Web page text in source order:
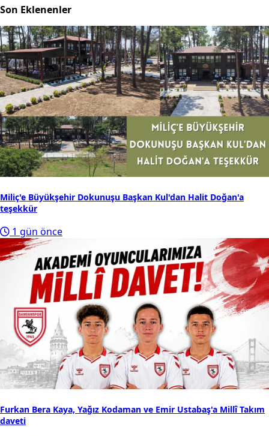
Son Eklenenler
Miliç'e Büyükşehir Dokunuşu Başkan Kul'dan Halit Doğan'a
teşekkür
1 gün önce
Furkan Bera Kaya, Yağız Kodaman ve Emir Ustabaş'a Millî Takım
daveti